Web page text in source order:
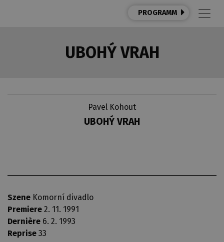
PROGRAMM
UBOHÝ VRAH
Pavel Kohout
UBOHÝ VRAH
Szene Komorní divadlo
Premiere 2. 11. 1991
Dernière 6. 2. 1993
Reprise 33